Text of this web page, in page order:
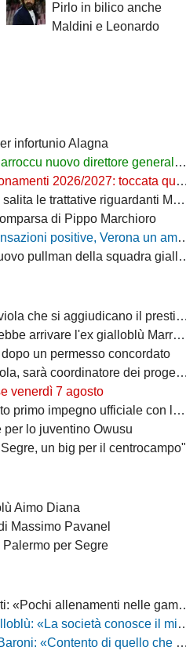
Pirlo in bilico anche
Maldini e Leonardo
infortunio Alagna
nuovo direttore generale della Reggina
2026/2027: toccata quota 11mila
trattative riguardanti Montipò e Segre
di Pippo Marchioro
un ambiente dove si può lavorare bene"
pullman della squadra gialloblù
il prestito dal Real di Mastantuono
arrivare l'ex gialloblù Marroccu
un permesso concordato
dei progetti delle attività giovanili
venerdì 7 agosto
ufficiale con la Coppa Italia"
per lo juventino Owusu
un big per il centrocampo"
Aimo Diana
Massimo Pavanel
Palermo per Segre
nelle gambe, era importante metterli in campo»
il mio progetto, la mia garanzia è Sogliano»
ho visto, la strada è questa e non torneremo indietro»